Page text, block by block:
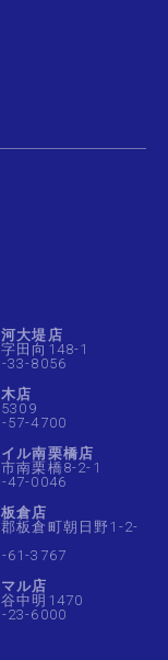
大堤店
田向148-1
33-8056
店
57-4700
ル南栗橋店
南栗橋8-2-1
47-0046
倉店
板倉町朝日野1-2-
61-3767
ル店
中明1470
23-6000